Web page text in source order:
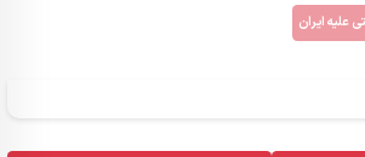
علیه ایران